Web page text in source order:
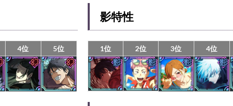
4位 5位
影特性
1位 2位 3位 4位